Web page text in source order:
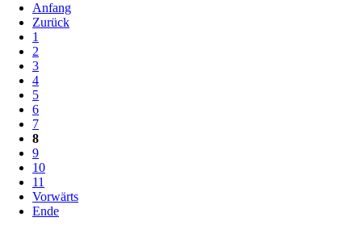
Anfang
Zurück
1
2
3
4
5
6
7
8
9
10
11
Vorwärts
Ende